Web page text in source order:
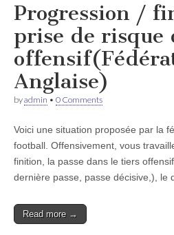
Progression /
prise de risque
Anglaise)
byadmin • 0 Comments
Voici une situation proposée par la
football. Offensivement, vous
finition, la passe dans le tiers
dernière passe, passe décisive,), le
Read more →